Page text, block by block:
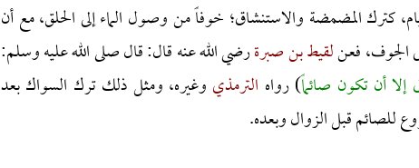
كترك المضمضة والاستنشاق؛ خوفاً من وصول الماء إلى الحلق، مع أن
الجوف، فعنلقيط بن صبرةرضي الله عنه قال: قال صلى الله عليه وسلم:
أن تكون صائماً) رواه الترمذي وغيره، ومثل ذلك ترك السواك بعد
للصائم قبل الزوال وبعده.